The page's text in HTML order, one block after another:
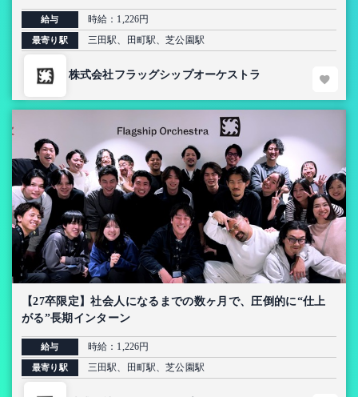
上流インターン【AI導入プロジェクト】
給与 時給：1,226円
最寄り駅 三田駅、田町駅、芝公園駅
株式会社フラッグシップオーケストラ
【27卒限定】社会人になるまでの数ヶ月で、圧倒的に“仕上
がる”長期インターン
給与 時給：1,226円
最寄り駅 三田駅、田町駅、芝公園駅